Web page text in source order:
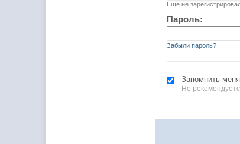
Еще не
Пароль:
Забыли пароль?
Запомнить меня
Не